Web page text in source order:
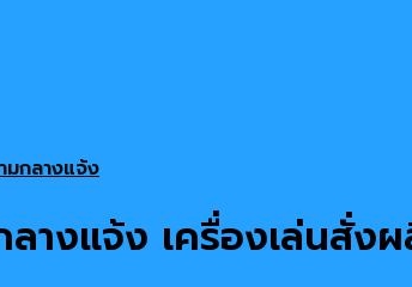
มกลางแจ้ง
ลางแจ้ง เครื่องเล่นสั่ง